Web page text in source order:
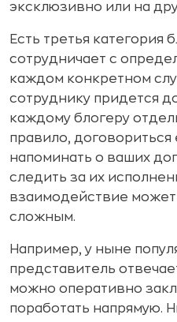
эксклюзивно или на
Есть третья категория
сотрудничает с
каждом конкретном
сотруднику придется
каждому блогеру
правило,
напоминать о ваших
следить за их
взаимодействие
сложным.
Например, у ныне
представитель
можно оперативно
поработать напрямую.